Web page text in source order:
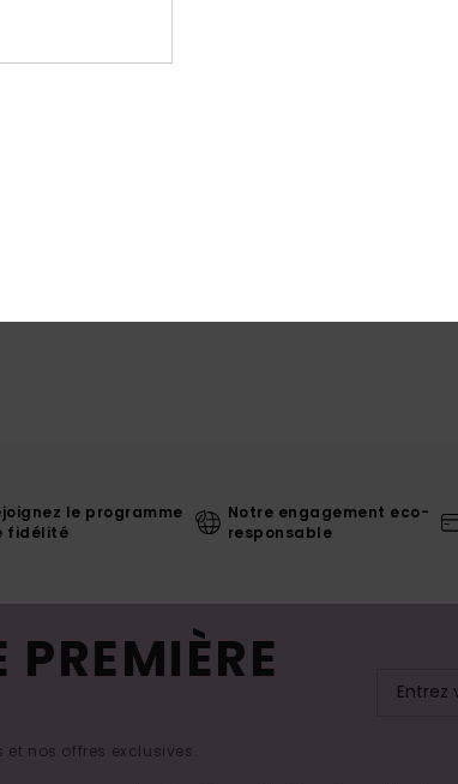
le programme
fidélité
Notre engagement eco-
responsable
PREMIÈRE
nos offres exclusives.